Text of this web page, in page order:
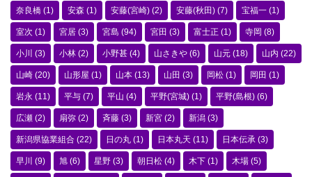
奈良橋 (1) 安森 (1) 安藤(宮崎) (2) 安藤(秋田) (7) 宝福一 (1)
室次 (1) 宮居 (3) 宮島 (94) 宮田 (3) 富士正 (1) 寺岡 (8)
小川 (3) 小林 (2) 小野甚 (4) 山さきや (6) 山元 (18) 山内 (22)
山崎 (20) 山形屋 (1) 山本 (13) 山田 (3) 岡松 (1) 岡田 (1)
岩永 (11) 平与 (7) 平山 (4) 平野(宮城) (1) 平野(島根) (6)
広瀬 (2) 扇弥 (2) 斉藤 (3) 新宮 (2) 新潟 (3)
新潟県協業組合 (22) 日の丸 (1) 日本丸天 (11) 日本伝承 (3)
早川 (9) 旭 (6) 星野 (3) 朝日松 (4) 木下 (1) 木場 (5)